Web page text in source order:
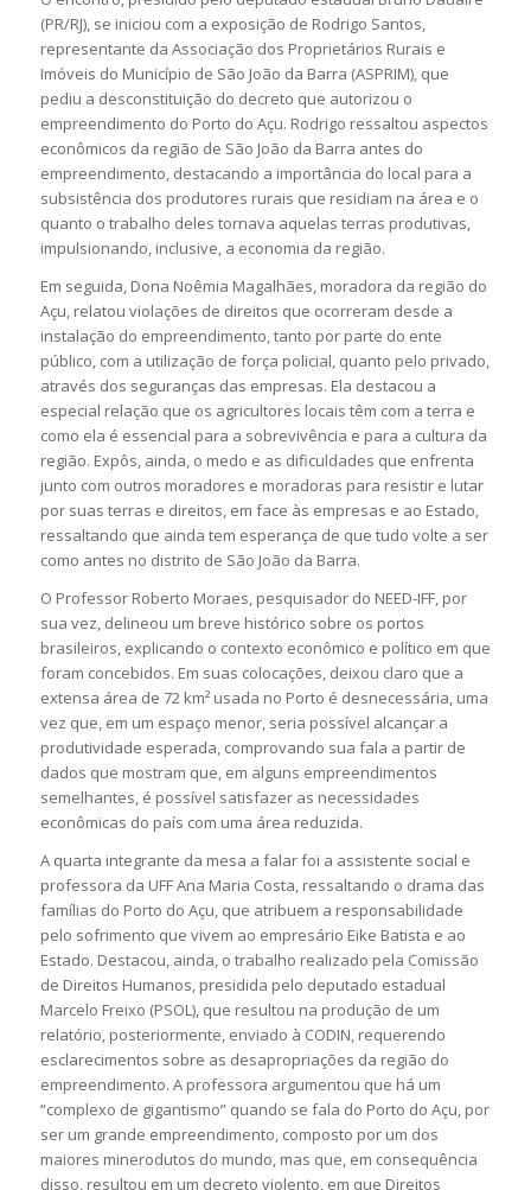
(PR/RJ), se iniciou com a exposição de Rodrigo Santos,
representante da Associação dos Proprietários Rurais e
Imóveis do Município de São João da Barra (ASPRIM), que
pediu a desconstituição do decreto que autorizou o
empreendimento do Porto do Açu. Rodrigo ressaltou aspectos
econômicos da região de São João da Barra antes do
empreendimento, destacando a importância do local para a
subsistência dos produtores rurais que residiam na área e o
quanto o trabalho deles tornava aquelas terras produtivas,
impulsionando, inclusive, a economia da região.
Em seguida, Dona Noêmia Magalhães, moradora da região do
Açu, relatou violações de direitos que ocorreram desde a
instalação do empreendimento, tanto por parte do ente
público, com a utilização de força policial, quanto pelo privado,
através dos seguranças das empresas. Ela destacou a
especial relação que os agricultores locais têm com a terra e
como ela é essencial para a sobrevivência e para a cultura da
região. Expôs, ainda, o medo e as dificuldades que enfrenta
junto com outros moradores e moradoras para resistir e lutar
por suas terras e direitos, em face às empresas e ao Estado,
ressaltando que ainda tem esperança de que tudo volte a ser
como antes no distrito de São João da Barra.
O Professor Roberto Moraes, pesquisador do NEED-IFF, por
sua vez, delineou um breve histórico sobre os portos
brasileiros, explicando o contexto econômico e político em que
foram concebidos. Em suas colocações, deixou claro que a
extensa área de 72 km² usada no Porto é desnecessária, uma
vez que, em um espaço menor, seria possível alcançar a
produtividade esperada, comprovando sua fala a partir de
dados que mostram que, em alguns empreendimentos
semelhantes, é possível satisfazer as necessidades
econômicas do país com uma área reduzida.
A quarta integrante da mesa a falar foi a assistente social e
professora da UFF Ana Maria Costa, ressaltando o drama das
famílias do Porto do Açu, que atribuem a responsabilidade
pelo sofrimento que vivem ao empresário Eike Batista e ao
Estado. Destacou, ainda, o trabalho realizado pela Comissão
de Direitos Humanos, presidida pelo deputado estadual
Marcelo Freixo (PSOL), que resultou na produção de um
relatório, posteriormente, enviado à CODIN, requerendo
esclarecimentos sobre as desapropriações da região do
empreendimento. A professora argumentou que há um
“complexo de gigantismo” quando se fala do Porto do Açu, por
ser um grande empreendimento, composto por um dos
maiores minerodutos do mundo, mas que, em consequência
disso, resultou em um decreto violento, em que Direitos